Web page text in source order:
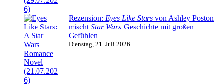
Rezension: Eyes Like Stars von Ashley Poston
mischt Star Wars-Geschichte mit großen
Gefühlen
Dienstag, 21. Juli 2026